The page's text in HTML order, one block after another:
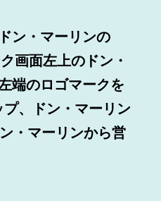
ン・マーリンの
画面左上のドン・
端のロゴマークを
、ドン・マーリン
・マーリンから営